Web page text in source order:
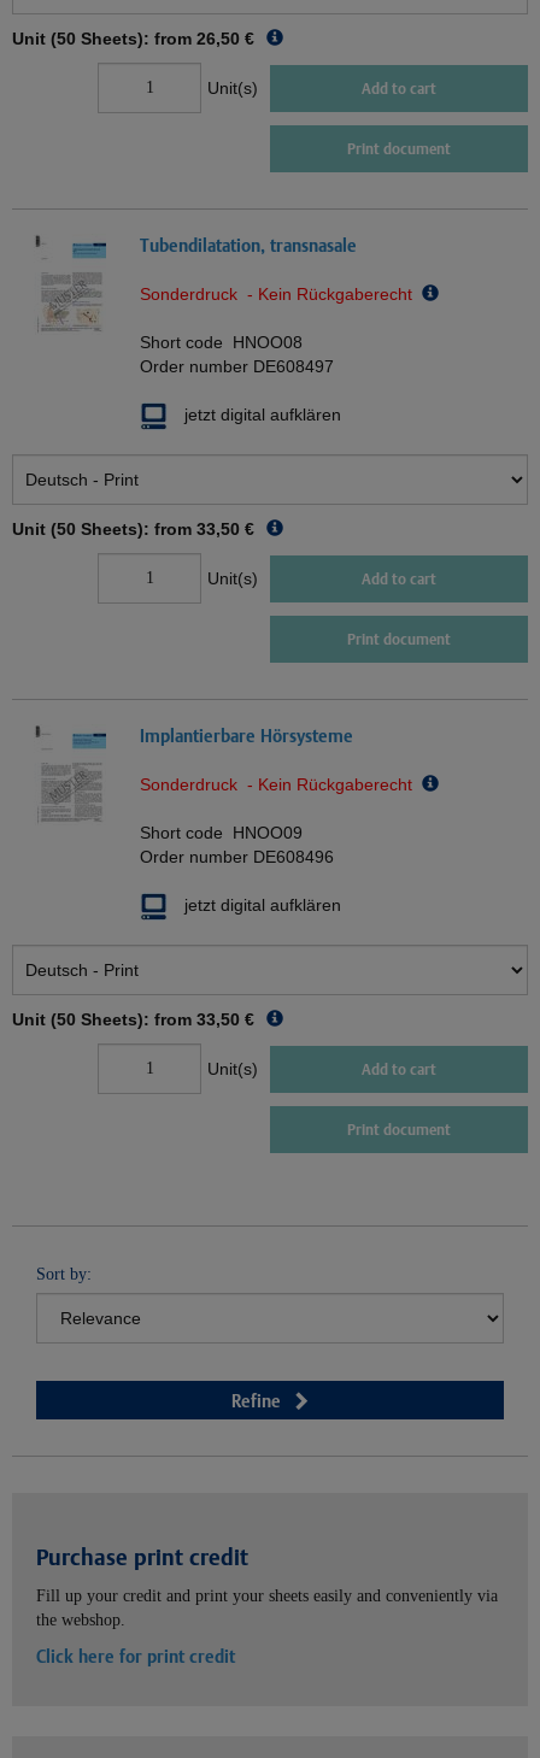
Unit (50 Sheets): from 26,50 €
Unit(s) Add to cart
Print document
Tubendilatation, transnasale
Sonderdruck - Kein Rückgaberecht
Short code HNOO08
Order number DE608497
jetzt digital aufklären
Unit (50 Sheets): from 33,50 €
Unit(s) Add to cart
Print document
Implantierbare Hörsysteme
Sonderdruck - Kein Rückgaberecht
Short code HNOO09
Order number DE608496
jetzt digital aufklären
Unit (50 Sheets): from 33,50 €
Unit(s) Add to cart
Print document
Sort by:
Refine
Purchase print credit
Fill up your credit and print your sheets easily and conveniently via
the webshop.
Click here for print credit